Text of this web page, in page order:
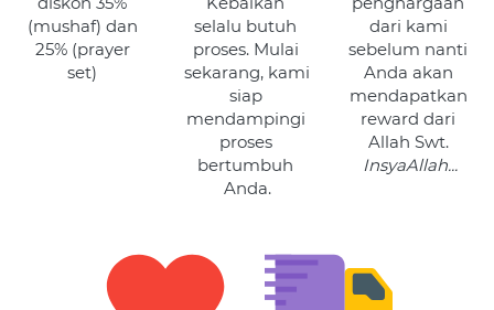
(mushaf) dan
25% (prayer
set)
selalu butuh
proses. Mulai
sekarang, kami
siap
mendampingi
proses
bertumbuh
Anda.
dari kami
sebelum nanti
Anda akan
mendapatkan
reward dari
Allah Swt.
InsyaAllah...